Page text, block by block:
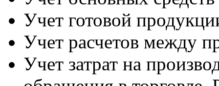
Учет готовой
Учет расчетов между
Учет затрат на